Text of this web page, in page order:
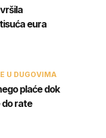
eura
U DUGOVIMA
plaće dok
do rate